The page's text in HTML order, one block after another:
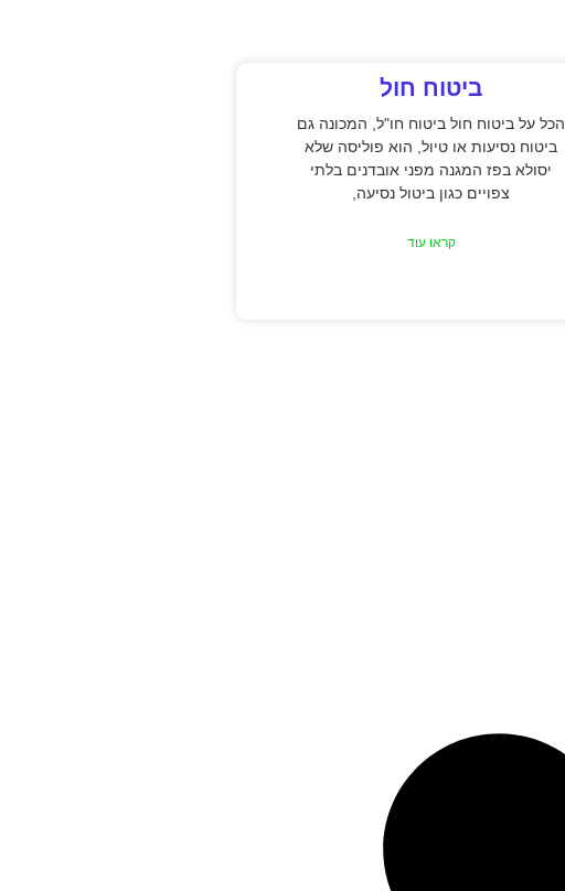
ביטוח חול
הכל על ביטוח חול ביטוח חו"ל, המכונה גם
ביטוח נסיעות או טיול, הוא פוליסה שלא
יסולא בפז המגנה מפני אובדנים בלתי
צפויים כגון ביטול נסיעה,
קראו עוד